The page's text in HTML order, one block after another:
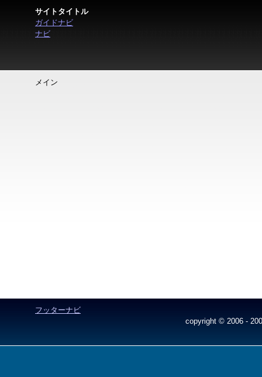
サイトタイトル
ガイドナビ
ナビ
メイン
フッターナビ
copyright © 2006 -